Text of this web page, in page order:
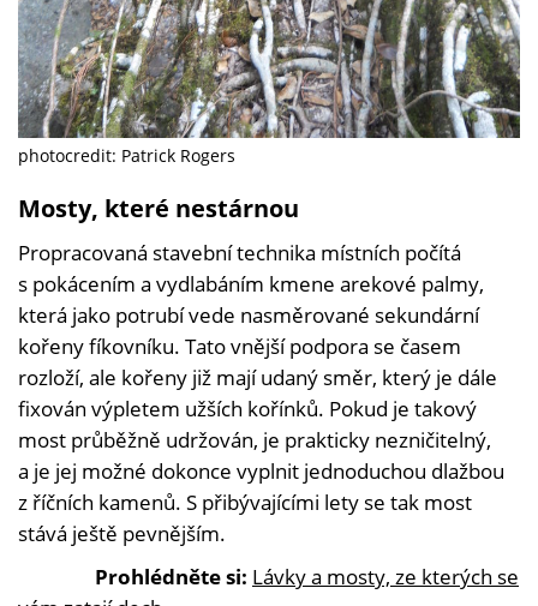
photocredit: Patrick Rogers
Mosty, které nestárnou
Propracovaná stavební technika místních počítá
s pokácením a vydlabáním kmene arekové palmy,
která jako potrubí vede nasměrované sekundární
kořeny fíkovníku. Tato vnější podpora se časem
rozloží, ale kořeny již mají udaný směr, který je dále
fixován výpletem užších kořínků. Pokud je takový
most průběžně udržován, je prakticky nezničitelný,
a je jej možné dokonce vyplnit jednoduchou dlažbou
z říčních kamenů. S přibývajícími lety se tak most
stává ještě pevnějším.
Prohlédněte si: Lávky a mosty, ze kterých se